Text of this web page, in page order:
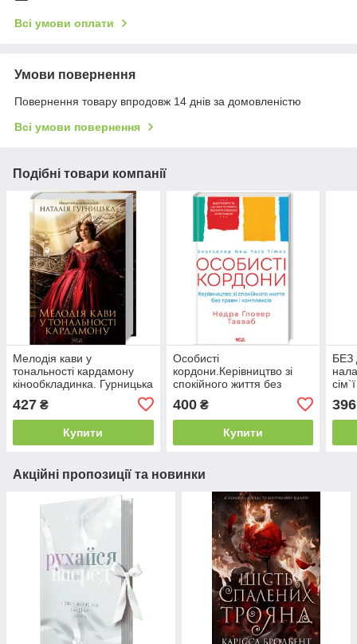
Всі умови оплати
Умови повернення
Повернення товару впродовж 14 днів за домовленістю
Всі умови повернення
Подібні товари компанії
Мелодія кави у
тональності кардамону
кінообкладинка. Гурницька
427 ₴
Купити
Особисті
кордони.Керівництво зі
спокійного життя без
травм і комплексів. Тавваб
Н.Ґ.. КСД
400₴
Купити
БЕЗ
396
Акційні пропозиції та новинки